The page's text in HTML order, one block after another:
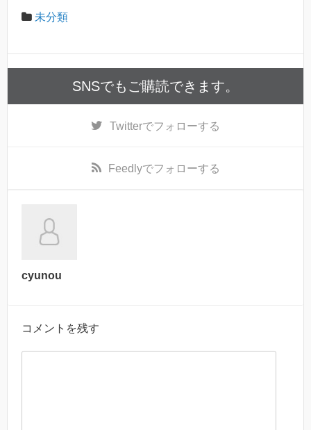
未分類
SNSでもご購読できます。
Twitterでフォローする
Feedlyでフォローする
cyunou
コメントを残す